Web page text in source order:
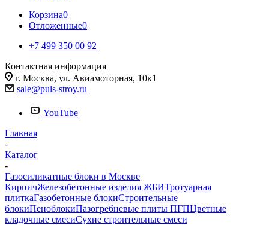
Корзина0
Отложенные0
+7 499 350 00 92
Контактная информация
г. Москва, ул. Авиамоторная, 10к1
sale@puls-stroy.ru
YouTube
Главная
-
Каталог
-
Газосиликатные блоки в Москве
КирпичЖелезобетонные изделия ЖБИТротуарная
плиткаГазобетонные блокиСтроительные
блокиПеноблокиПазогребневые плиты ПГПЦветные
кладочные смесиСухие строительные смеси